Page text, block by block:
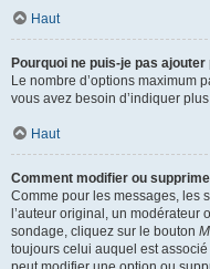
Haut
Pourquoi ne puis-je pas
Le nombre d’options maximum
vous avez besoin d’indiquer
Haut
Comment modifier ou
Comme pour les messages, les
l’auteur original, un modérateur
sondage, cliquez sur le bouton
toujours celui auquel est